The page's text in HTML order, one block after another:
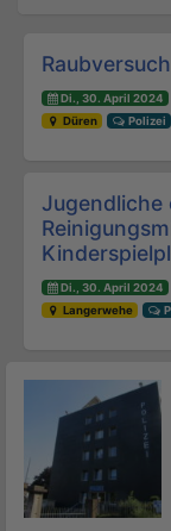
Di., 30. April 2024
Düren
Polizei
Jugendliche
Di., 30. April 2024
Langerwehe